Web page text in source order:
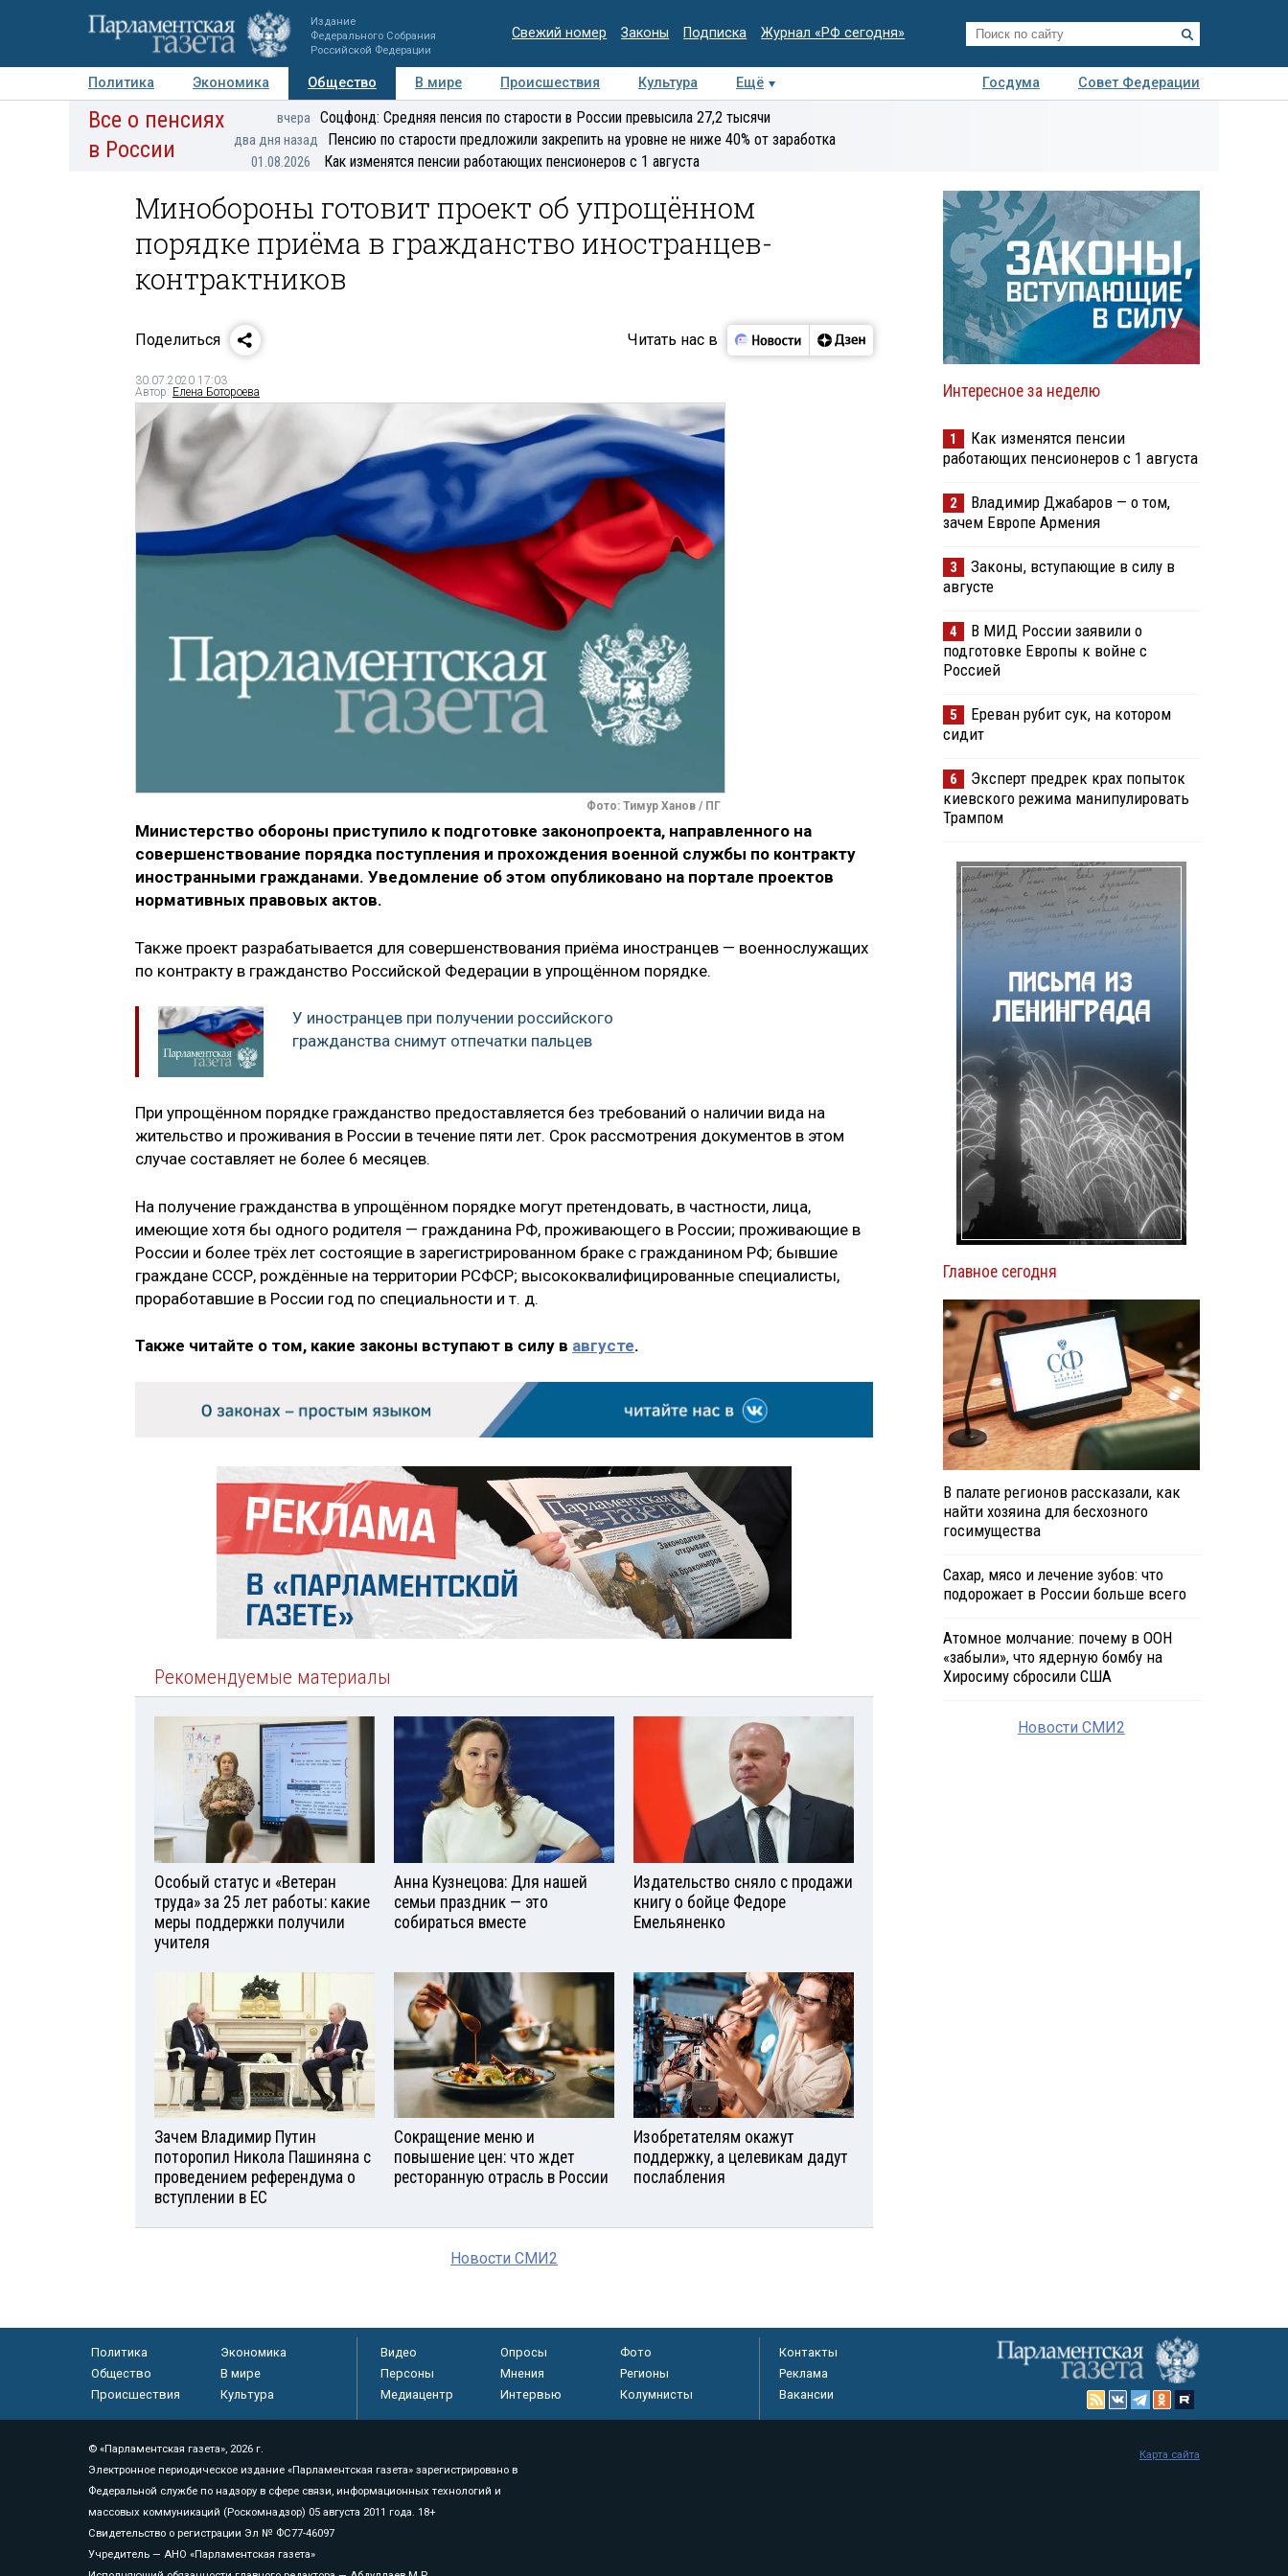
Издание
Федерального Собрания
Российской Федерации
Свежий номер Законы Подписка Журнал «РФ сегодня»
Политика Экономика Общество В мире Происшествия Культура Ещё Госдума
Совет Федерации
Авторы Персоны Мнения Регионы Медиацентр Интервью Колумнисты
экспертиза
Все о пенсиях
в России
вчера Соцфонд: Средняя пенсия по старости в России превысила 27,2 тысячи
два дня назад Пенсию по старости предложили закрепить на уровне не ниже 40% от заработка
01.08.2026 Как изменятся пенсии работающих пенсионеров с 1 августа
Минобороны готовит проект об упрощённом
порядке приёма в гражданство иностранцев-
контрактников
Поделиться Читать нас в
30.07.2020 17:03
Автор: Елена Ботороева
Фото: Тимур Ханов / ПГ
Министерство обороны приступило к подготовке законопроекта, направленного на
совершенствование порядка поступления и прохождения военной службы по контракту
иностранными гражданами. Уведомление об этом опубликовано на портале проектов
нормативных правовых актов.
Также проект разрабатывается для совершенствования приёма иностранцев — военнослужащих
по контракту в гражданство Российской Федерации в упрощённом порядке.
У иностранцев при получении российского
гражданства снимут отпечатки пальцев
При упрощённом порядке гражданство предоставляется без требований о наличии вида на
жительство и проживания в России в течение пяти лет. Срок рассмотрения документов в этом
случае составляет не более 6 месяцев.
На получение гражданства в упрощённом порядке могут претендовать, в частности, лица,
имеющие хотя бы одного родителя — гражданина РФ, проживающего в России; проживающие в
России и более трёх лет состоящие в зарегистрированном браке с гражданином РФ; бывшие
граждане СССР, рождённые на территории РСФСР; высококвалифицированные специалисты,
проработавшие в России год по специальности и т. д.
Также читайте о том, какие законы вступают в силу в августе.
Рекомендуемые материалы
Особый статус и «Ветеран
труда» за 25 лет работы: какие
меры поддержки получили
учителя
Анна Кузнецова: Для нашей
семьи праздник — это
собираться вместе
Издательство сняло с продажи
книгу о бойце Федоре
Емельяненко
Зачем Владимир Путин
поторопил Никола Пашиняна с
проведением референдума о
вступлении в ЕС
Сокращение меню и
повышение цен: что ждет
ресторанную отрасль в России
Изобретателям окажут
поддержку, а целевикам дадут
послабления
Новости СМИ2
Интересное за неделю
1
Как изменятся пенсии
работающих пенсионеров с 1 августа
2
Владимир Джабаров — о том,
зачем Европе Армения
3
Законы, вступающие в силу в
августе
4
В МИД России заявили о
подготовке Европы к войне с
Россией
5
Ереван рубит сук, на котором
сидит
6
Эксперт предрек крах попыток
киевского режима манипулировать
Трампом
Главное сегодня
В палате регионов рассказали, как
найти хозяина для бесхозного
госимущества
Сахар, мясо и лечение зубов: что
подорожает в России больше всего
Атомное молчание: почему в ООН
«забыли», что ядерную бомбу на
Хиросиму сбросили США
Новости СМИ2
Политика
Экономика
Общество
В мире
Происшествия
Культура
Видео Опросы
Фото
Персоны
Мнения
Регионы
Медиацентр
Интервью Колумнисты
Контакты
Реклама
Вакансии
© «Парламентская газета», 2026 г.
Электронное периодическое издание «Парламентская газета» зарегистрировано в
Федеральной службе по надзору в сфере связи, информационных технологий и
массовых коммуникаций (Роскомнадзор) 05 августа 2011 года. 18+
Свидетельство о регистрации Эл № ФС77-46097
Учредитель — АНО «Парламентская газета»
Карта сайта